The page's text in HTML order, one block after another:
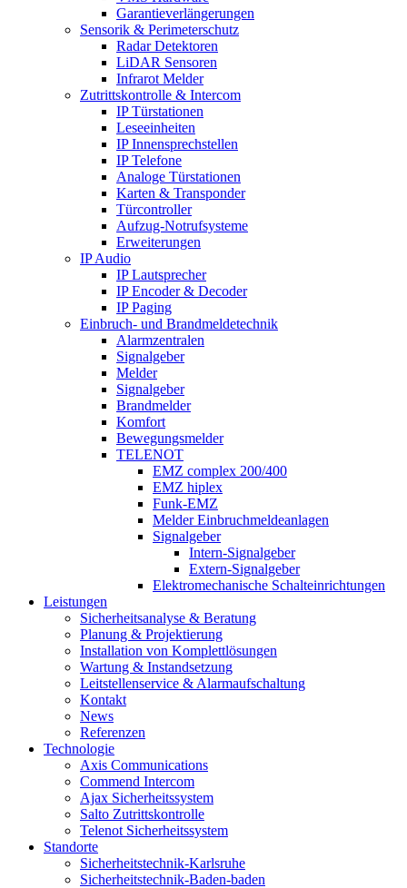
Garantieverlängerungen
Sensorik & Perimeterschutz
Radar Detektoren
LiDAR Sensoren
Infrarot Melder
Zutrittskontrolle & Intercom
IP Türstationen
Leseeinheiten
IP Innensprechstellen
IP Telefone
Analoge Türstationen
Karten & Transponder
Türcontroller
Aufzug-Notrufsysteme
Erweiterungen
IP Audio
IP Lautsprecher
IP Encoder & Decoder
IP Paging
Einbruch- und Brandmeldetechnik
Alarmzentralen
Signalgeber
Melder
Signalgeber
Brandmelder
Komfort
Bewegungsmelder
TELENOT
EMZ complex 200/400
EMZ hiplex
Funk-EMZ
Melder Einbruchmeldeanlagen
Signalgeber
Intern-Signalgeber
Extern-Signalgeber
Elektromechanische Schalteinrichtungen
Leistungen
Sicherheitsanalyse & Beratung
Planung & Projektierung​
Installation von Komplettlösungen
Wartung & Instandsetzung
Leitstellenservice & Alarmaufschaltung
Kontakt
News
Referenzen
Technologie
Axis Communications
Commend Intercom
Ajax Sicherheitssystem​
Salto Zutrittskontrolle
Telenot Sicherheitssystem
Standorte
Sicherheitstechnik-Karlsruhe
Sicherheitstechnik-Baden-baden